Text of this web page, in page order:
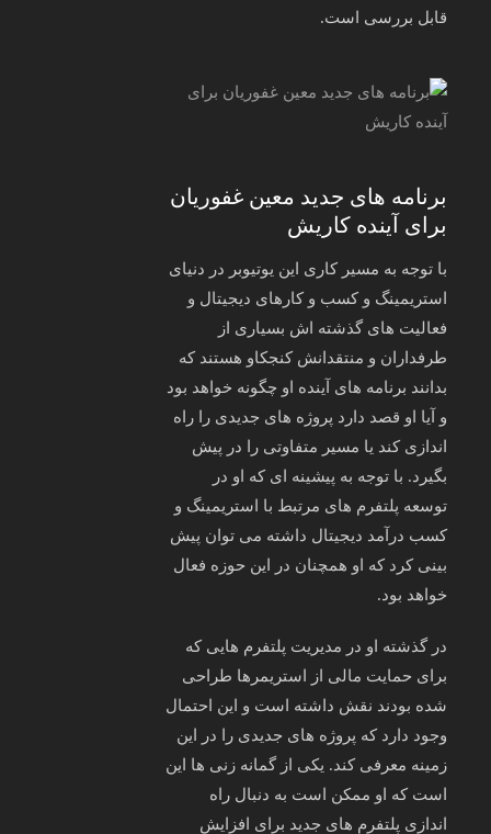
قابل بررسی است.
برنامه های جدید معین غفوریان
برای آینده کاریش
با توجه به مسیر کاری این یوتیوبر در دنیای
استریمینگ و کسب‌ و کارهای دیجیتال و
فعالیت‌ های گذشته‌ اش بسیاری از
طرفداران و منتقدانش کنجکاو هستند که
بدانند برنامه‌ های آینده او چگونه خواهد بود
و آیا او قصد دارد پروژه‌ های جدیدی را راه‌
اندازی کند یا مسیر متفاوتی را در پیش
بگیرد. با توجه به پیشینه‌ ای که او در
توسعه پلتفرم‌ های مرتبط با استریمینگ و
کسب درآمد دیجیتال داشته می‌ توان پیش‌
بینی کرد که او همچنان در این حوزه فعال
خواهد بود.
در گذشته او در مدیریت پلتفرم‌ هایی که
برای حمایت مالی از استریمرها طراحی
شده بودند نقش داشته است و این احتمال
وجود دارد که پروژه‌ های جدیدی را در این
زمینه معرفی کند. یکی از گمانه‌ زنی‌ ها این
است که او ممکن است به دنبال راه‌
اندازی پلتفرم‌ های جدید برای افزایش